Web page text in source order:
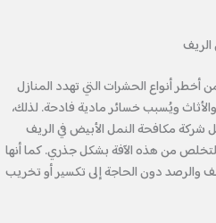
أخطر أنواع الحشرات التي تهدد المنازل
ويُسبب خسائر مادية فادحة. لذلك،
مكافحة النمل الأبيض في الريف
من هذه الآفة بشكل جذري. كما أنها
دون الحاجة إلى تكسير أو تخريب